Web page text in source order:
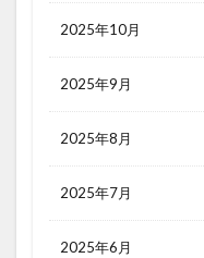
2025年10月
2025年9月
2025年8月
2025年7月
2025年6月